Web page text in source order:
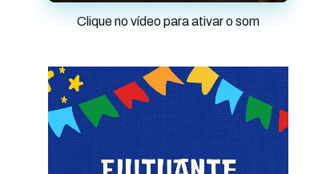
Clique no vídeo para ativar o som